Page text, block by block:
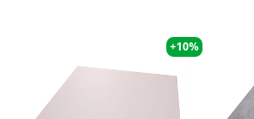
+10%